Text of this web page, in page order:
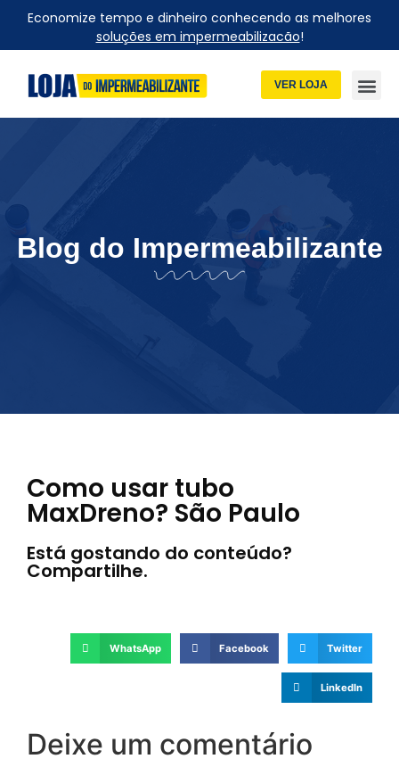
Economize tempo e dinheiro conhecendo as melhores
soluções em impermeabilizacão!
VER LOJA
Blog do Impermeabilizante
Como usar tubo
MaxDreno? São Paulo
Está gostando do conteúdo?
Compartilhe.
WhatsApp Facebook Twitter
LinkedIn
Deixe um comentário